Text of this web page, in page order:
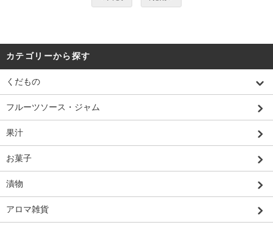
カテゴリーから探す
くだもの
フルーツソース・ジャム
果汁
お菓子
漬物
アロマ雑貨